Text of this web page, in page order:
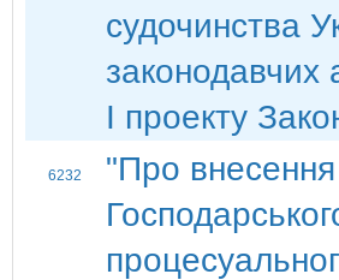
судочинства
законодавчих
І проекту
6232
"Про внесення